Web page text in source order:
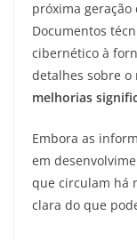
próxima
Documentos
cibernético à
detalhes sobre o
melhorias
Embora as
em
que circulam há
clara do que